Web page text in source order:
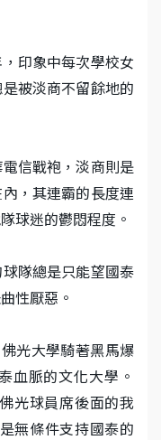
印象中每次學校女
被淡商不留餘地的
信戰袍，淡商則是
，其連霸的長度連
球迷的鬱悶程度。
隊總是只能望國泰
性厭惡。
光大學騎著黑馬爆
血脈的文化大學。
光球員席後面的我
無條件支持國泰的